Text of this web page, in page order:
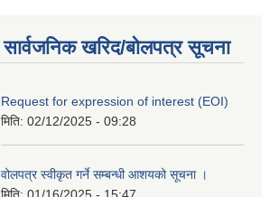
सार्वजनिक खरिद/बोलपत्र सूचना
Request for expression of interest (EOI)
मिति: 02/12/2025 - 09:28
वोलपत्र स्वीकृत गर्ने सम्बन्धी आशयको सूचना ।